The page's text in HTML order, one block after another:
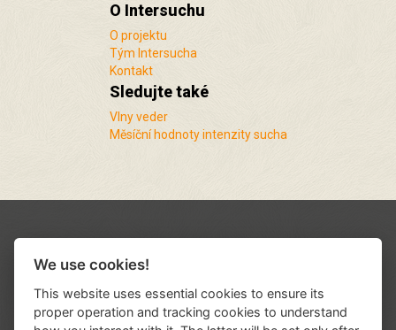
O Intersuchu
O projektu
Tým Intersucha
Kontakt
Sledujte také
Vlny veder
Měsíční hodnoty intenzity sucha
We use cookies!
This website uses essential cookies to ensure its
proper operation and tracking cookies to understand